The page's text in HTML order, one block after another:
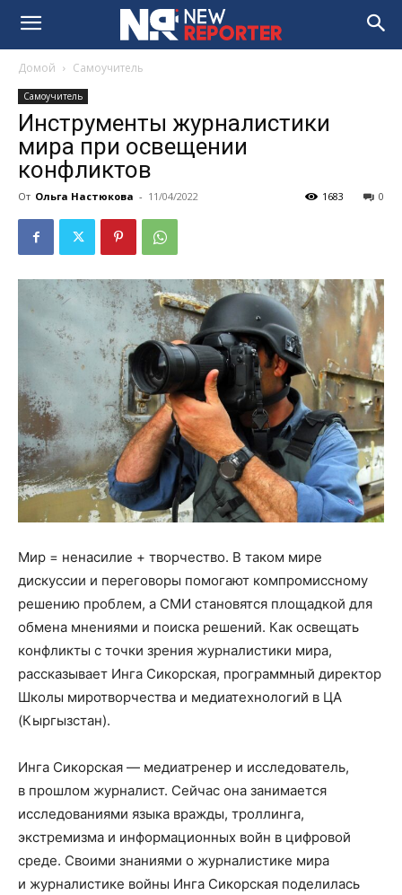
Домой Самоучитель
Самоучитель
Инструменты журналистики
мира при освещении
конфликтов
От Ольга Настюкова - 11/04/2022 0
1683
Мир = ненасилие + творчество. В таком мире
дискуссии и переговоры помогают компромиссному
решению проблем, а СМИ становятся площадкой для
обмена мнениями и поиска решений. Как освещать
конфликты с точки зрения журналистики мира,
рассказывает Инга Сикорская, программный директор
Школы миротворчества и медиатехнологий в ЦА
(Кыргызстан).
Инга Сикорская — медиатренер и исследователь,
в прошлом журналист. Сейчас она занимается
исследованиями языка вражды, троллинга,
экстремизма и информационных войн в цифровой
среде. Своими знаниями о журналистике мира
и журналистике войны Инга Сикорская поделилась